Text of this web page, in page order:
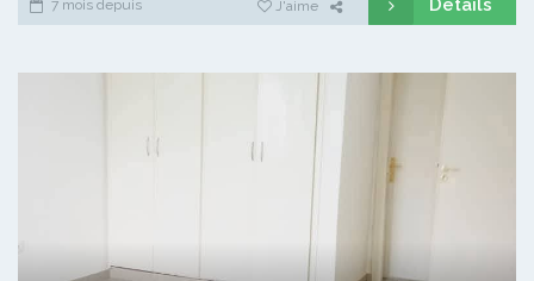
7 mois depuis J'aime Détails